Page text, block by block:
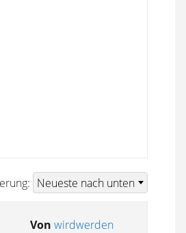
Von wirdwerden